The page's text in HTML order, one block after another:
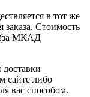
в тот же
Стоимость
(за МКАД
сайте либо
вас способом.